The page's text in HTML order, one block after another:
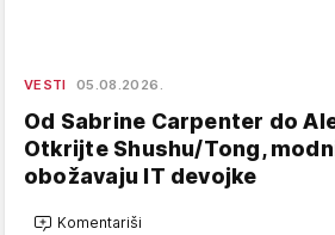
VESTI 05.08.2026.
Od Sabrine Carpenter do
Otkrijte Shushu/Tong,
obožavaju IT devojke
Komentariši